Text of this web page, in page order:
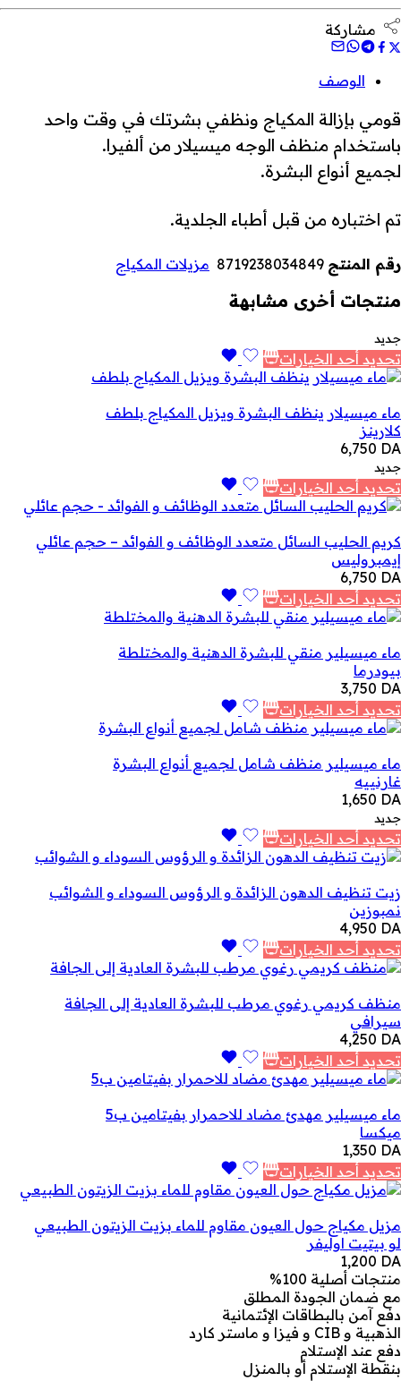
مشاركة
الوصف
قومي بإزالة المكياج ونظفي بشرتك في وقت واحد
باستخدام منظف الوجه ميسيلار من ألفيرا.
لجميع أنواع البشرة.
تم اختباره من قبل أطباء الجلدية.
رقم المنتج 8719238034849 مزيلات المكياج
منتجات أخرى مشابهة
جديد
تحديد أحد الخيارات
ماء ميسيلار ينظف البشرة ويزيل المكياج بلطف
كلارينز
6,750 DA
جديد
تحديد أحد الخيارات
كريم الحليب السائل متعدد الوظائف و الفوائد – حجم عائلي
إيمبروليس
6,750 DA
تحديد أحد الخيارات
ماء ميسيلير منقي للبشرة الدهنية والمختلطة
بيودرما
3,750 DA
تحديد أحد الخيارات
ماء ميسيلير منظف شامل لجميع أنواع البشرة
غارنييه
1,650 DA
جديد
تحديد أحد الخيارات
زيت تنظيف الدهون الزائدة و الرؤوس السوداء و الشوائب
نمبوزين
4,950 DA
تحديد أحد الخيارات
منظف ​​كريمي رغوي مرطب للبشرة العادية إلى الجافة
سيرافي
4,250 DA
تحديد أحد الخيارات
ماء ميسيلير مهدئ مضاد للاحمرار بفيتامين ب5
ميكسا
1,350 DA
تحديد أحد الخيارات
مزيل مكياج حول العيون مقاوم للماء بزيت الزيتون الطبيعي
لو بيتيت اوليفر
1,200 DA
منتجات أصلية 100%
مع ضمان الجودة المطلق
دفع آمن بالبطاقات الإئتمانية
الذهبية و CIB و فيزا و ماستر كارد
دفع عند الإستلام
بنقطة الإستلام أو بالمنزل